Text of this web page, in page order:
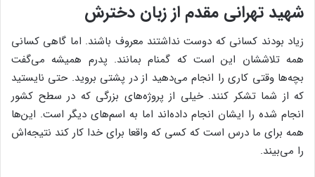
شهید تهرانی مقدم از زبان دخترش
زیاد بودند کسانی که دوست نداشتند معروف باشند. اما گاهی کسانی
همه تلاششان این است که گمنام بمانند. پدرم همیشه می‌گفت
بچه‌ها وقتی کاری را انجام می‌دهید از در پشتی بروید. حتی نایستید
که از شما تشکر کنند. خیلی از پروژه‌های بزرگی که در سطح کشور
انجام شده را ایشان انجام داده‌اند اما به اسم‌های دیگر است. این‌ها
همه برای ما درس است که کسی که واقعا برای خدا کار کند نتیجه‌اش
را می‌بیند.